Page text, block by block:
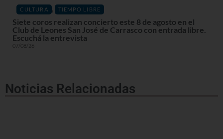
CULTURA , TIEMPO LIBRE
Siete coros realizan concierto este 8 de agosto en el
Club de Leones San José de Carrasco con entrada libre.
Escuchá la entrevista
07/08/26
Noticias Relacionadas